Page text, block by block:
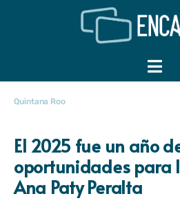
Quintana Roo
El 2025 fue un año
oportunidades para
Ana Paty Peralta